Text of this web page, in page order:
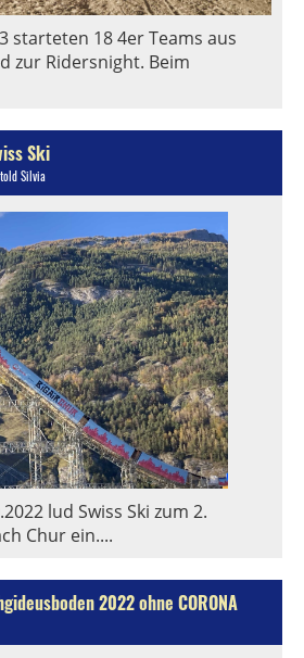
starteten 18 4er Teams aus
zur Ridersnight. Beim
Ski
Silvia
lud Swiss Ski zum 2.
Chur ein....
2022 ohne CORONA